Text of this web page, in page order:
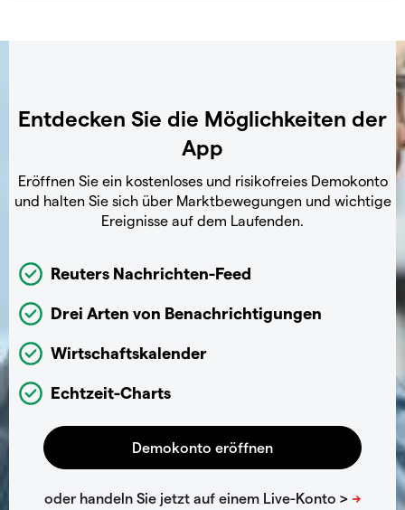
Entdecken Sie die Möglichkeiten der
App
Eröffnen Sie ein kostenloses und risikofreies Demokonto
und halten Sie sich über Marktbewegungen und wichtige
Ereignisse auf dem Laufenden.
Reuters Nachrichten-Feed
Drei Arten von Benachrichtigungen
Wirtschaftskalender
Echtzeit-Charts